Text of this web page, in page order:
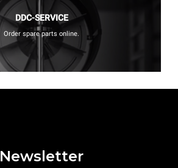
DDC-SERVICE
Order spare parts online.
Newsletter